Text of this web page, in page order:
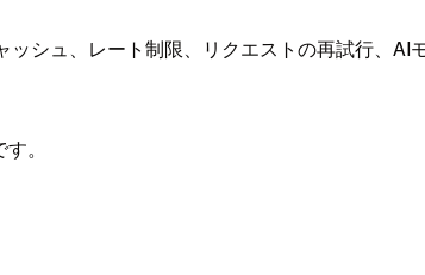
シュ、レート制限、リクエストの再試行、
。